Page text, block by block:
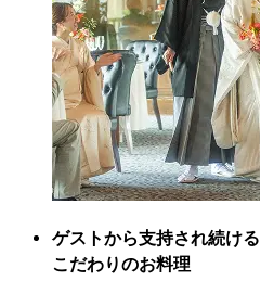
ゲストから支持され続ける
こだわりのお料理